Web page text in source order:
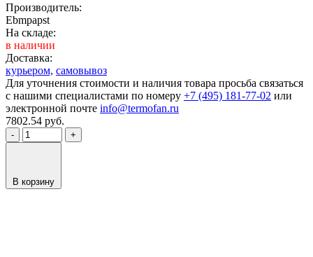
Производитель:
Ebmpapst
На складе:
в наличии
Доставка:
курьером, самовывоз
Для уточнения стоимости и наличия товара просьба связаться
с нашими специалистами по номеру +7 (495) 181-77-02 или
электронной почте info@termofan.ru
7802.54 руб.
- +
В корзину